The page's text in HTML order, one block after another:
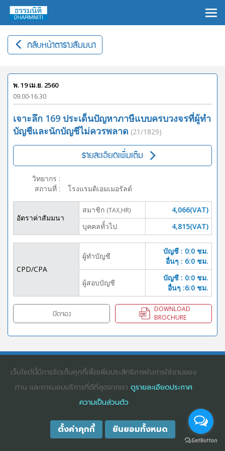
กลับหน้าตารางสัมมนา
พ. 19 เม.ย. 2560
09.00-16.30
เจาะลึก 169 ประเด็นปัญหาภาษีแบบครบวงจรที่ผู้ทำ
บัญชีและนักบัญชีไม่ควรพลาด (21/1829)
รายละเอียดเพิ่มเติม
วิทยากร :
สถานที่ : โรงแรมดิเอมเมอรัลด์
อัตราค่าสัมมนา
สมาชิก (TAX,HR)
4,066(VAT)
บุคคลทั้่วไป
4,815(VAT)
CPD/CPA
ผู้ทำบัญชี
บัญชี : 0:0 ชม.
อื่นๆ : 6:0 ชม.
ผู้สอบบัญชี
บัญชี : 0:0 ชม.
อื่นๆ :6:0 ชม.
ปิดจอง
DOWNLOAD
BROCHURE
RIGHTS RESERVED. E-COMMERCIAL REGISTRATION 0105529026680
เว็บไซต์นี้มีการจัดเก็บคุกกี้เพื่อเพิ่มประสิทธิภาพในการใช้งานของ
ท่าน และการมอบบริการที่ดีที่สุดจากเรา ดูรายละเอียดประกาศ
ความเป็นส่วนตัว
ตั้งค่าคุกกี้ ยินยอมทั้งหมด
×